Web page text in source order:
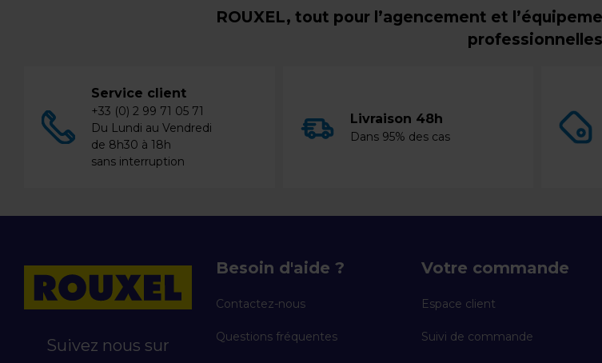
ROUXEL, tout pour l’agencement et
Service client
+33 (0) 2 99 71 05 71
Du Lundi au Vendredi
de 8h30 à 18h
sans interruption
Livraison 48h
Dans 95% des cas
Suivez nous sur
Besoin d'aide ?
Contactez-nous
Questions fréquentes
Votre commande
Espace client
Suivi de commande